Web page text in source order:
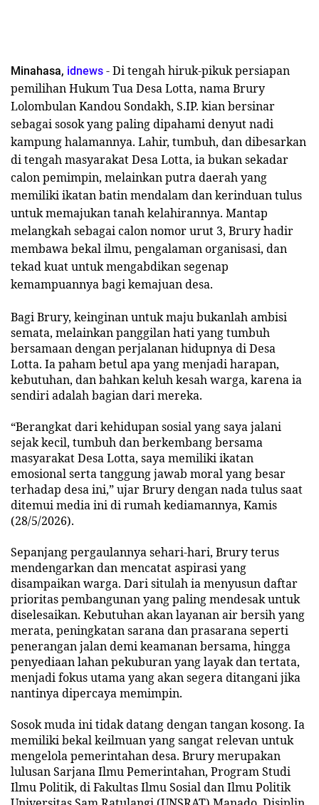
Minahasa, idnews - Di tengah hiruk-pikuk persiapan
pemilihan Hukum Tua Desa Lotta, nama Brury
Lolombulan Kandou Sondakh, S.IP. kian bersinar
sebagai sosok yang paling dipahami denyut nadi
kampung halamannya. Lahir, tumbuh, dan dibesarkan
di tengah masyarakat Desa Lotta, ia bukan sekadar
calon pemimpin, melainkan putra daerah yang
memiliki ikatan batin mendalam dan kerinduan tulus
untuk memajukan tanah kelahirannya. Mantap
melangkah sebagai calon nomor urut 3, Brury hadir
membawa bekal ilmu, pengalaman organisasi, dan
tekad kuat untuk mengabdikan segenap
kemampuannya bagi kemajuan desa.
Bagi Brury, keinginan untuk maju bukanlah ambisi
semata, melainkan panggilan hati yang tumbuh
bersamaan dengan perjalanan hidupnya di Desa
Lotta. Ia paham betul apa yang menjadi harapan,
kebutuhan, dan bahkan keluh kesah warga, karena ia
sendiri adalah bagian dari mereka.
“Berangkat dari kehidupan sosial yang saya jalani
sejak kecil, tumbuh dan berkembang bersama
masyarakat Desa Lotta, saya memiliki ikatan
emosional serta tanggung jawab moral yang besar
terhadap desa ini,” ujar Brury dengan nada tulus saat
ditemui media ini di rumah kediamannya, Kamis
(28/5/2026).
Sepanjang pergaulannya sehari-hari, Brury terus
mendengarkan dan mencatat aspirasi yang
disampaikan warga. Dari situlah ia menyusun daftar
prioritas pembangunan yang paling mendesak untuk
diselesaikan. Kebutuhan akan layanan air bersih yang
merata, peningkatan sarana dan prasarana seperti
penerangan jalan demi keamanan bersama, hingga
penyediaan lahan pekuburan yang layak dan tertata,
menjadi fokus utama yang akan segera ditangani jika
nantinya dipercaya memimpin.
Sosok muda ini tidak datang dengan tangan kosong. Ia
memiliki bekal keilmuan yang sangat relevan untuk
mengelola pemerintahan desa. Brury merupakan
lulusan Sarjana Ilmu Pemerintahan, Program Studi
Ilmu Politik, di Fakultas Ilmu Sosial dan Ilmu Politik